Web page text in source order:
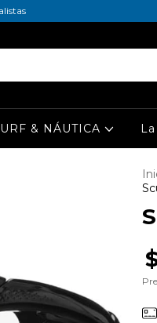
& NÁUTICA